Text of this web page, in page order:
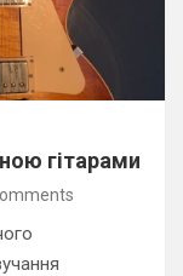
гітарами